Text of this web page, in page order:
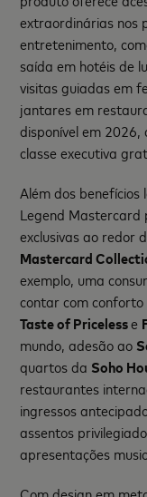
extraordinárias nos
entretenimento,
saída em hotéis de
visitas guiadas em
jantares em
disponível em
classe executiva
Além dos
Legend Mastercard
exclusivas ao redor
Mastercard
exemplo, uma
contar com conforto
Taste of Pricelesse
mundo, adesão ao
quartos da Soho
restaurantes
ingressos
assentos
apresentações